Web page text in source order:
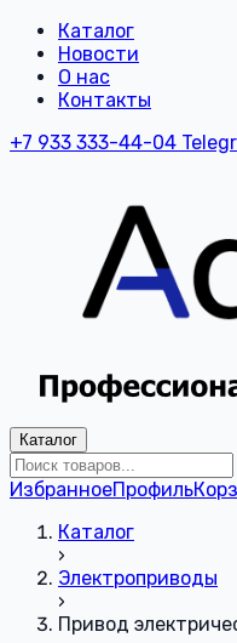
Каталог
Новости
О нас
Контакты
+7 933 333-44-04
Каталог
ИзбранноеПрофиль
Каталог
›
Электроприводы
›
Привод